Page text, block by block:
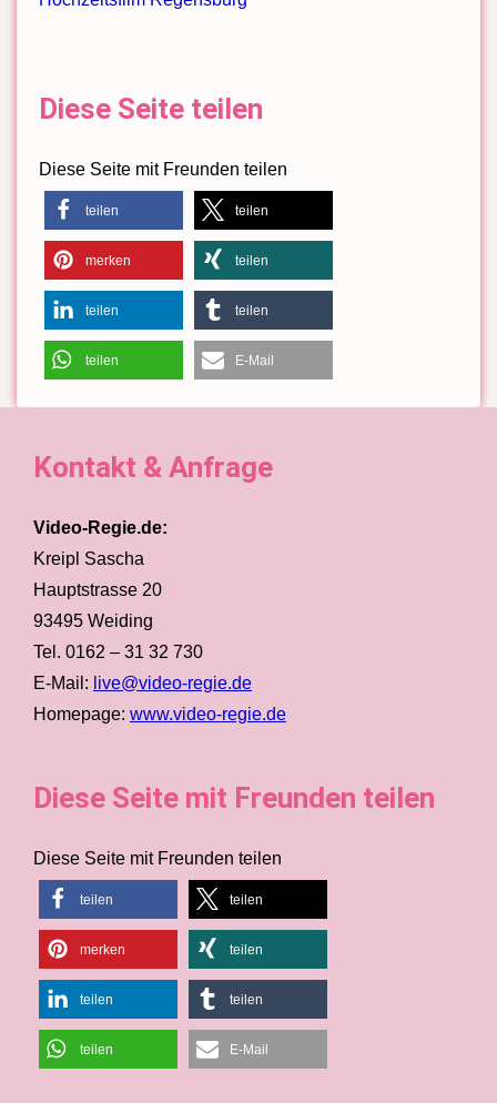
Diese Seite teilen
Diese Seite mit Freunden teilen
teilen teilen
merken teilen
teilen teilen
teilen E-Mail
Kontakt & Anfrage
Video-Regie.de:
Kreipl Sascha
Hauptstrasse 20
93495 Weiding
Tel. 0162 – 31 32 730
E-Mail: live@video-regie.de
Homepage: www.video-regie.de
Diese Seite mit Freunden teilen
Diese Seite mit Freunden teilen
teilen teilen
merken teilen
teilen teilen
teilen E-Mail